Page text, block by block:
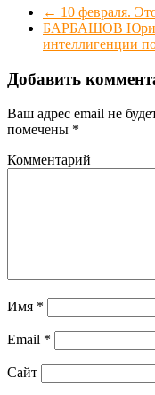
← 10 февраля.
БАРБАШОВ Юрий
интеллигенции
Добавить
Ваш адрес email не
помечены *
Комментарий
Имя *
Email *
Сайт